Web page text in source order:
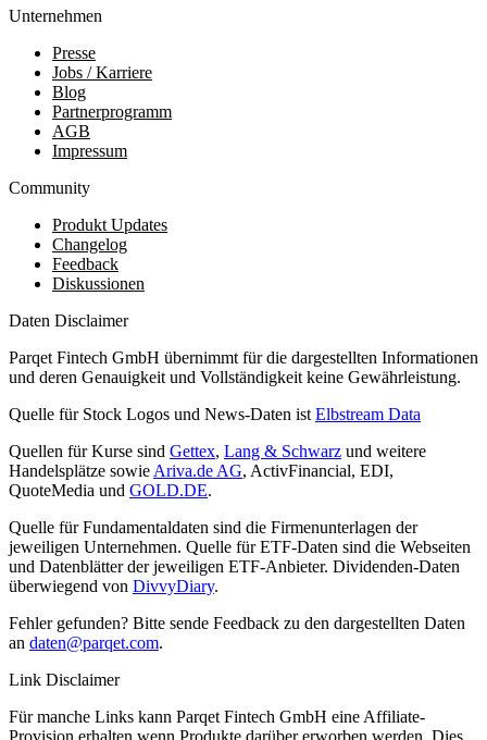
Unternehmen
Presse
Jobs / Karriere
Blog
Partnerprogramm
AGB
Impressum
Community
Produkt Updates
Changelog
Feedback
Diskussionen
Daten Disclaimer
Parqet Fintech GmbH übernimmt für die dargestellten Informationen
und deren Genauigkeit und Vollständigkeit keine Gewährleistung.
Quelle für Stock Logos und News-Daten ist Elbstream Data
Quellen für Kurse sind Gettex, Lang & Schwarz und weitere
Handelsplätze sowie Ariva.de AG, ActivFinancial, EDI,
QuoteMedia und GOLD.DE.
Quelle für Fundamentaldaten sind die Firmenunterlagen der
jeweiligen Unternehmen. Quelle für ETF-Daten sind die Webseiten
und Datenblätter der jeweiligen ETF-Anbieter. Dividenden-Daten
überwiegend von DivvyDiary.
Fehler gefunden? Bitte sende Feedback zu den dargestellten Daten
an daten@parqet.com.
Link Disclaimer
Für manche Links kann Parqet Fintech GmbH eine Affiliate-
Provision erhalten wenn Produkte darüber erworben werden. Dies